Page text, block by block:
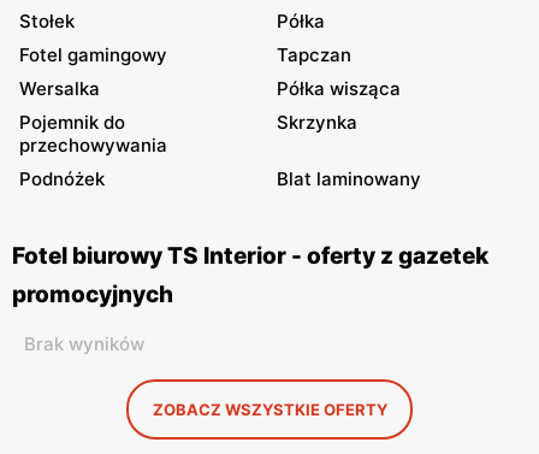
Stołek
Półka
Fotel gamingowy
Tapczan
Wersalka
Półka wisząca
Pojemnik do
przechowywania
Skrzynka
Podnóżek Blat laminowany
Fotel biurowy TS Interior - oferty z gazetek
promocyjnych
Brak wyników
ZOBACZ WSZYSTKIE OFERTY